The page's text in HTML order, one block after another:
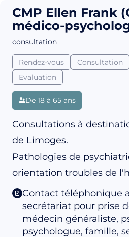
CMP Ellen Frank
médico-
consultation
Rendez-vous Consultation
Evaluation
De 18 à 65 ans
Consultations à
de Limoges.
Pathologies de
orientation troubles de
Contact téléphonique
secrétariat pour prise
médecin généraliste,
psychologue, famille,